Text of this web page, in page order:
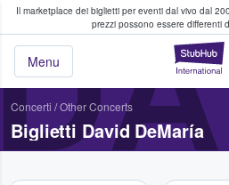
Il marketplace dei biglietti per eventi dal vivo dal
prezzi possono essere differenti
Menu
fan comprano e
Concerti /Other Concerts
Biglietti David DeMaría